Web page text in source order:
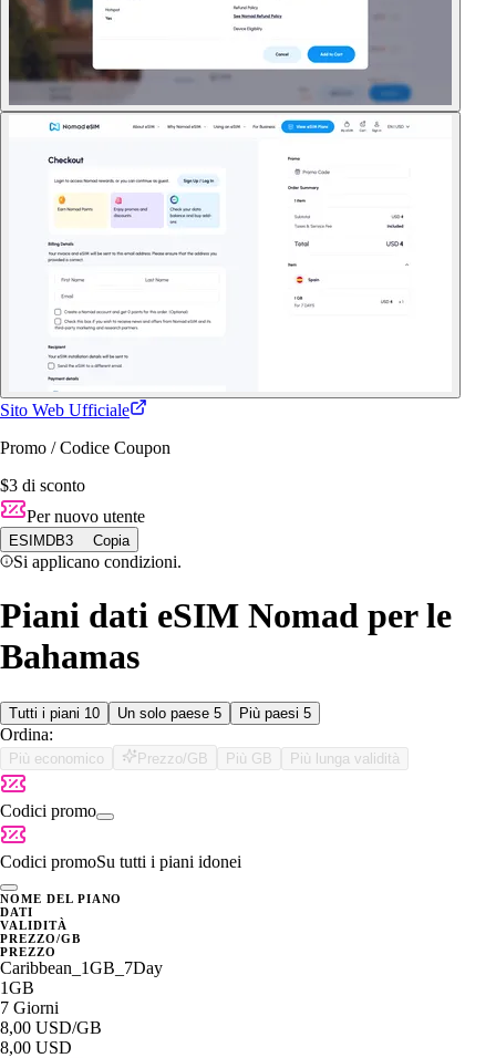
Sito Web Ufficiale
Promo / Codice Coupon
$3 di sconto
Per nuovo utente
ESIMDB3 Copia
Si applicano condizioni.
Piani dati eSIM Nomad per le
Bahamas
Tutti i piani 10 Un solo paese 5 Più paesi 5
Ordina:
Più economico Prezzo/GB Più GB Più lunga validità
Codici promo
Codici promoSu tutti i piani idonei
NOME DEL PIANO
DATI
VALIDITÀ
PREZZO/GB
PREZZO
Caribbean_1GB_7Day
1GB
7 Giorni
8,00 USD/GB
8,00 USD